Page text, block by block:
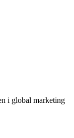
i global marketing